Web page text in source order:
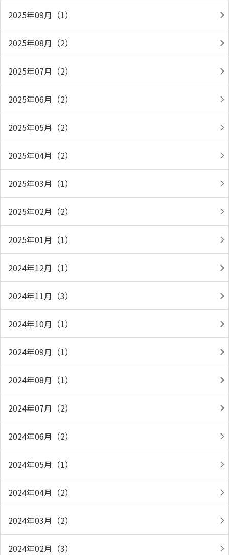
2025年09月（1）
2025年08月（2）
2025年07月（2）
2025年06月（2）
2025年05月（2）
2025年04月（2）
2025年03月（1）
2025年02月（2）
2025年01月（1）
2024年12月（1）
2024年11月（3）
2024年10月（1）
2024年09月（1）
2024年08月（1）
2024年07月（2）
2024年06月（2）
2024年05月（1）
2024年04月（2）
2024年03月（2）
2024年02月（3）